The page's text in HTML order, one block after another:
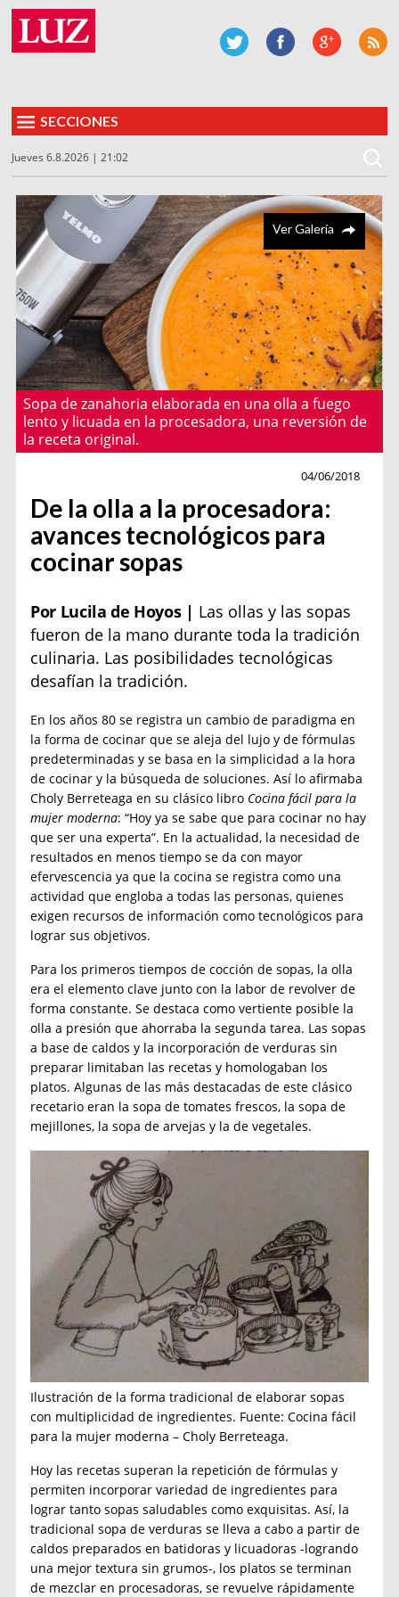
SECCIONES
Jueves 6.8.2026 | 21:02
Ver Galería
Sopa de zanahoria elaborada en una olla a fuego
lento y licuada en la procesadora, una reversión de
la receta original.
04/06/2018
De la olla a la procesadora:
avances tecnológicos para
cocinar sopas
Por Lucila de Hoyos | Las ollas y las sopas
fueron de la mano durante toda la tradición
culinaria. Las posibilidades tecnológicas
desafían la tradición.
En los años 80 se registra un cambio de paradigma en
la forma de cocinar que se aleja del lujo y de fórmulas
predeterminadas y se basa en la simplicidad a la hora
de cocinar y la búsqueda de soluciones. Así lo afirmaba
Choly Berreteaga en su clásico libro Cocina fácil para la
mujer moderna: “Hoy ya se sabe que para cocinar no hay
que ser una experta”. En la actualidad, la necesidad de
resultados en menos tiempo se da con mayor
efervescencia ya que la cocina se registra como una
actividad que engloba a todas las personas, quienes
exigen recursos de información como tecnológicos para
lograr sus objetivos.
Para los primeros tiempos de cocción de sopas, la olla
era el elemento clave junto con la labor de revolver de
forma constante. Se destaca como vertiente posible la
olla a presión que ahorraba la segunda tarea. Las sopas
a base de caldos y la incorporación de verduras sin
preparar limitaban las recetas y homologaban los
platos. Algunas de las más destacadas de este clásico
recetario eran la sopa de tomates frescos, la sopa de
mejillones, la sopa de arvejas y la de vegetales.
Ilustración de la forma tradicional de elaborar sopas
con multiplicidad de ingredientes. Fuente: Cocina fácil
para la mujer moderna – Choly Berreteaga.
Hoy las recetas superan la repetición de fórmulas y
permiten incorporar variedad de ingredientes para
lograr tanto sopas saludables como exquisitas. Así, la
tradicional sopa de verduras se lleva a cabo a partir de
caldos preparados en batidoras y licuadoras -logrando
una mejor textura sin grumos-, los platos se terminan
de mezclar en procesadoras, se revuelve rápidamente